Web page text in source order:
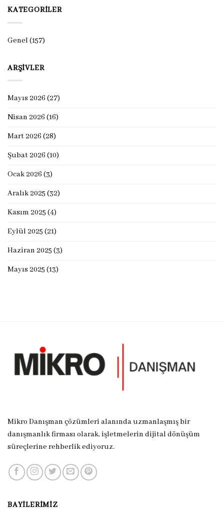
KATEGORILER
Genel(157)
ARŞIVLER
Mayıs 2026 (27)
Nisan 2026 (16)
Mart 2026 (28)
Şubat 2026 (10)
Ocak 2026 (3)
Aralık 2025 (32)
Kasım 2025 (4)
Eylül 2025 (21)
Haziran 2025 (3)
Mayıs 2025 (13)
Mikro Danışman çözümleri alanında uzmanlaşmış bir
danışmanlık firması olarak, işletmelerin dijital dönüşüm
süreçlerine rehberlik ediyoruz.
BAYILERIMIZ